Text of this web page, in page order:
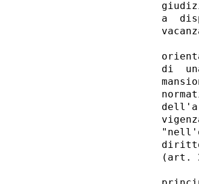
a
di
(art.